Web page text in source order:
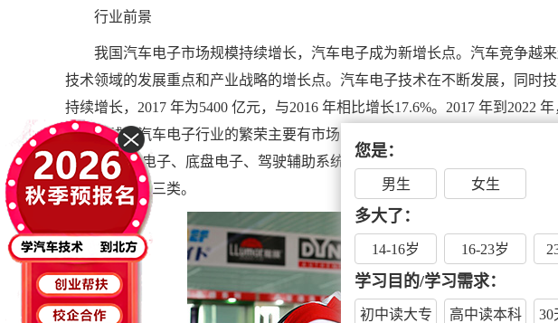
行业前景
我国汽车电子市场规模持续增长，汽车电子成为新增长点。汽车竞争越
技术领域的发展重点和产业战略的增长点。汽车电子技术在不断发展，同时
持续增长，2017 年为5400 亿元，与2016 年相比增长17.6%。2017 年到2022
超过全球。汽车电子行业的繁荣主要有市场需求和政策导向两大因素。汽车
系统(发动机电子、底盘电子、驾驶辅助系统、车身电子)、车载电子电器(安
制器、执行器三类。
您是：
男生 女生
多大了：
14-16岁 16-23岁
学习目的/学习需求：
初中读大专 高中读本科 30